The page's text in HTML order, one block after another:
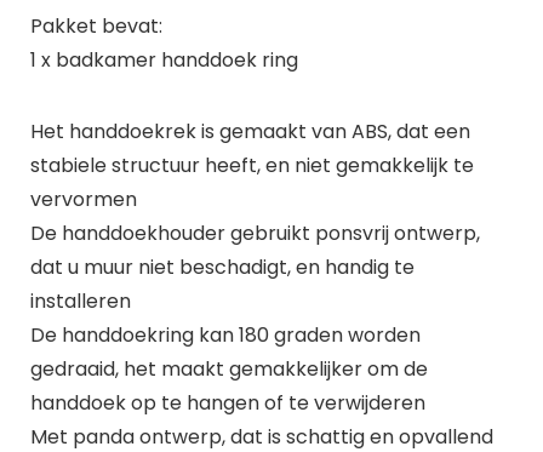
Pakket bevat:
1 x badkamer handdoek ring
Het handdoekrek is gemaakt van ABS, dat een
stabiele structuur heeft, en niet gemakkelijk te
vervormen
De handdoekhouder gebruikt ponsvrij ontwerp,
dat u muur niet beschadigt, en handig te
installeren
De handdoekring kan 180 graden worden
gedraaid, het maakt gemakkelijker om de
handdoek op te hangen of te verwijderen
Met panda ontwerp, dat is schattig en opvallend